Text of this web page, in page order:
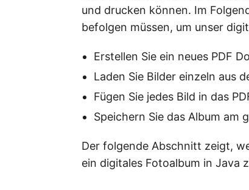
und drucken können. Im
befolgen müssen, um unser
Erstellen Sie ein neues PDF
Laden Sie Bilder einzeln aus
Fügen Sie jedes Bild in das
Speichern Sie das Album am
Der folgende Abschnitt zeigt,
ein digitales Fotoalbum in Java